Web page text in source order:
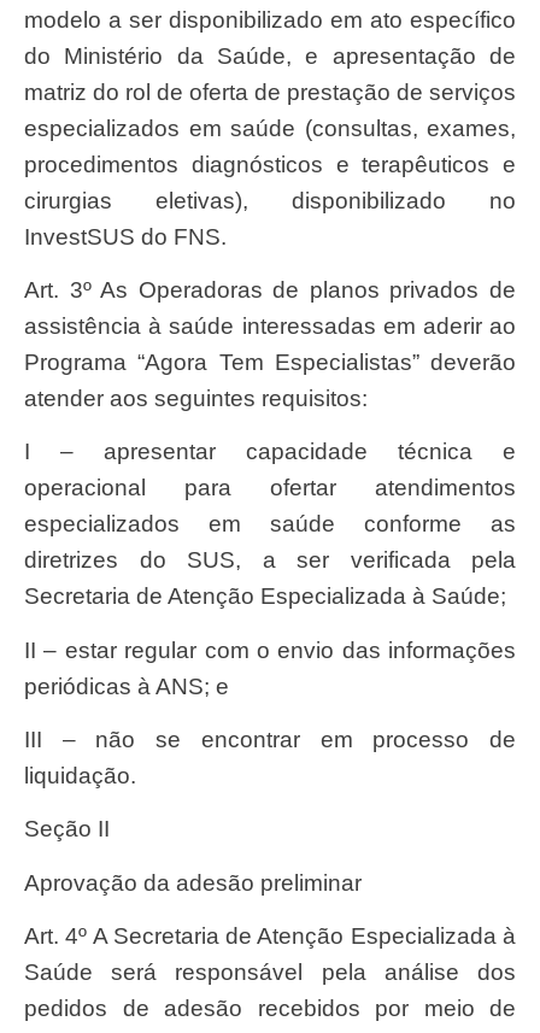
modelo a ser disponibilizado em ato específico
do Ministério da Saúde, e apresentação de
matriz do rol de oferta de prestação de serviços
especializados em saúde (consultas, exames,
procedimentos diagnósticos e terapêuticos e
cirurgias eletivas), disponibilizado no
InvestSUS do FNS.
Art. 3º As Operadoras de planos privados de
assistência à saúde interessadas em aderir ao
Programa “Agora Tem Especialistas” deverão
atender aos seguintes requisitos:
I – apresentar capacidade técnica e
operacional para ofertar atendimentos
especializados em saúde conforme as
diretrizes do SUS, a ser verificada pela
Secretaria de Atenção Especializada à Saúde;
II – estar regular com o envio das informações
periódicas à ANS; e
III – não se encontrar em processo de
liquidação.
Seção II
Aprovação da adesão preliminar
Art. 4º A Secretaria de Atenção Especializada à
Saúde será responsável pela análise dos
pedidos de adesão recebidos por meio de